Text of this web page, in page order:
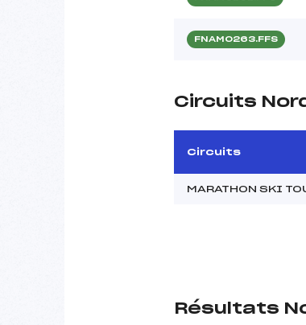
FNAM0263.FFS
Circuits
Circuits
MARATHON SKI
Résultats